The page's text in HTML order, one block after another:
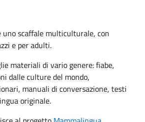
uno scaffale multiculturale, con
e per adulti.
materiali di vario genere: fiabe,
dalle culture del mondo,
manuali di conversazione, testi
originale.